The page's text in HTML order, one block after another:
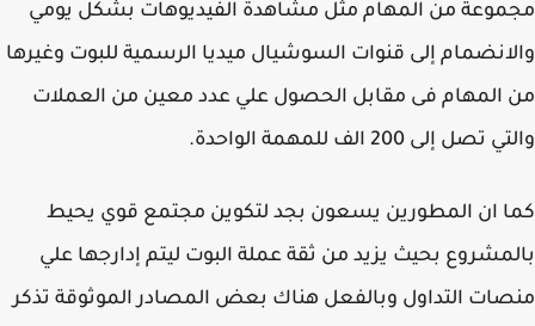
من المهام مثل مشاهدة الفيديوهات بشكل يومي
إلى قنوات السوشيال ميديا الرسمية للبوت وغيرها
المهام فى مقابل الحصول علي عدد معين من العملات
إلى 200 الف للمهمة الواحدة.
ان المطورين يسعون بجد لتكوين مجتمع قوي يحيط
بحيث يزيد من ثقة عملة البوت ليتم إدارجها علي
التداول وبالفعل هناك بعض المصادر الموثوقة تذكر